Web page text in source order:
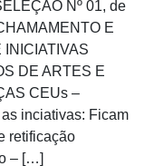
Nº 01, de
E
DE ARTES E
CEUs –
inciativas: Ficam
retificação
– […]